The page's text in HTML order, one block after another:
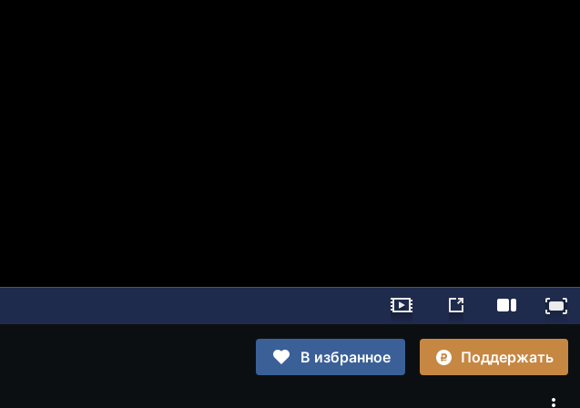
В избранное
Поддержать